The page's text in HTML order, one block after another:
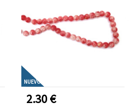
NUEVO
2.30 €